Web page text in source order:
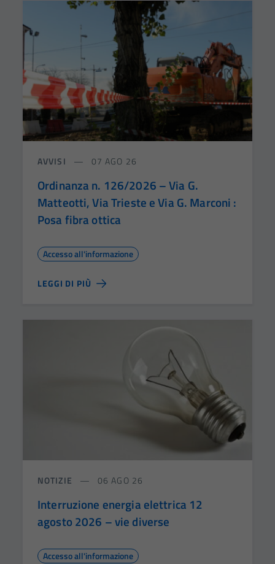
AVVISI 07 AGO 26
Ordinanza n. 126/2026 – Via G.
Matteotti, Via Trieste e Via G. Marconi :
Posa fibra ottica
Accesso all'informazione
LEGGI DI PIÙ
NOTIZIE 06 AGO 26
Interruzione energia elettrica 12
agosto 2026 – vie diverse
Accesso all'informazione